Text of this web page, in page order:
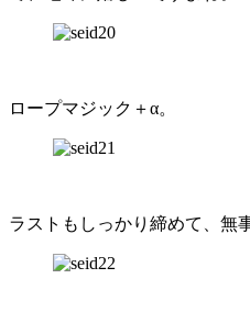
ロープマジック＋α。
ラストもしっかり締めて、無